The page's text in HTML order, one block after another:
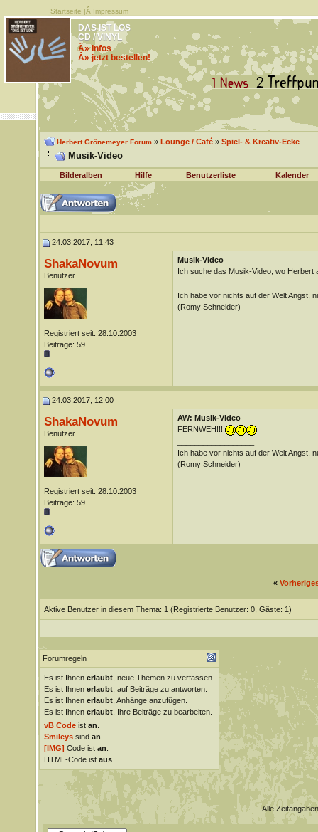
Startseite |Â Impressum
DAS IST LOS
CD / VINYL
Â» Infos
Â» jetzt bestellen!
Herbert Grönemeyer Forum» Lounge / Café» Spiel- & Kreativ-Ecke
Musik-Video
Bilderalben Hilfe Benutzerliste Kalender
24.03.2017, 11:43
ShakaNovum
Benutzer
Registriert seit: 28.10.2003
Beiträge: 59
Musik-Video
Ich suche das Musik-Video, wo Herbert
Ich habe vor nichts auf der Welt Angst,
(Romy Schneider)
24.03.2017, 12:00
ShakaNovum
Benutzer
Registriert seit: 28.10.2003
Beiträge: 59
AW: Musik-Video
FERNWEH!!!!
Ich habe vor nichts auf der Welt Angst,
(Romy Schneider)
«
Aktive Benutzer in diesem Thema: 1 (Registrierte Benutzer: 0, Gäste: 1)
Forumregeln
Es ist Ihnen erlaubt, neue Themen zu verfassen.
Es ist Ihnen erlaubt, auf Beiträge zu antworten.
Es ist Ihnen erlaubt, Anhänge anzufügen.
Es ist Ihnen erlaubt, Ihre Beiträge zu bearbeiten.
vB Codeist an
Smileyssind an
[IMG] Code ist an
HTML-Code ist aus.
Alle